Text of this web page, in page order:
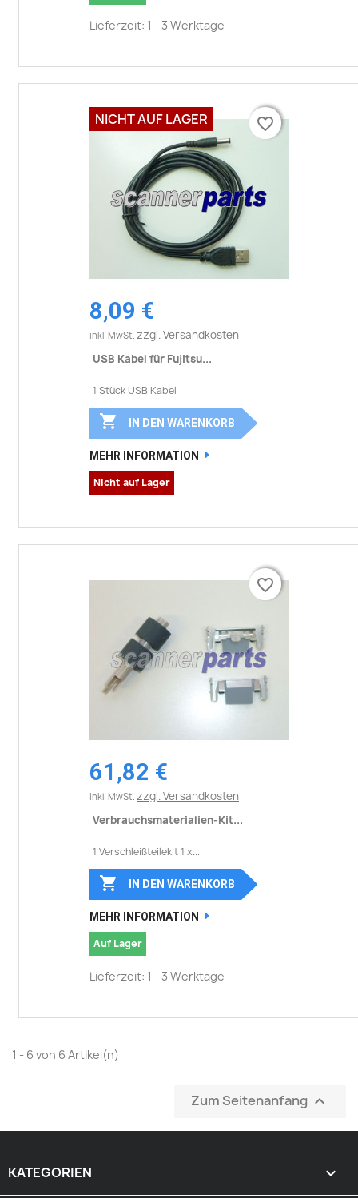
Lieferzeit: 1 - 3 Werktage
8,09 €
inkl. MwSt. zzgl. Versandkosten
USB Kabel für Fujitsu...
1 Stück USB Kabel
favorite_border
 IN DEN WARENKORB
MEHR INFORMATION
Nicht auf Lager
NICHT AUF LAGER favorite_border
61,82 €
inkl. MwSt. zzgl. Versandkosten
Verbrauchsmaterialien-Kit...
1 Verschleißteilekit 1 x...
favorite_border
 IN DEN WARENKORB
MEHR INFORMATION
Auf Lager
Lieferzeit: 1 - 3 Werktage
favorite_border
1 - 6 von 6 Artikel(n)
Zum Seitenanfang 
KATEGORIEN 